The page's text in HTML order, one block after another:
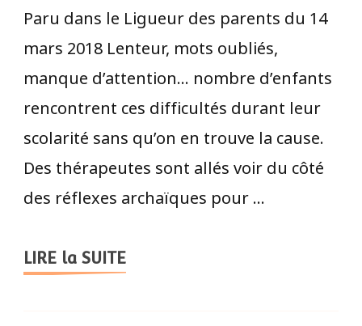
Paru dans le Ligueur des parents du 14
mars 2018 Lenteur, mots oubliés,
manque d’attention… nombre d’enfants
rencontrent ces difficultés durant leur
scolarité sans qu’on en trouve la cause.
Des thérapeutes sont allés voir du côté
des réflexes archaïques pour …
LIRE la SUITE